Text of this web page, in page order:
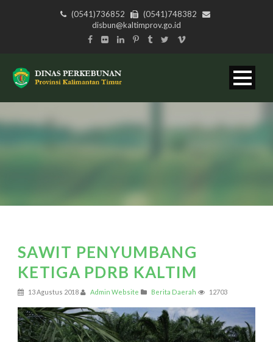
(0541)736852
(0541)748382
disbun@kaltimprov.go.id
SAWIT PENYUMBANG
KETIGA PDRB KALTIM
13 Agustus 2018 Admin Website Berita Daerah 12703